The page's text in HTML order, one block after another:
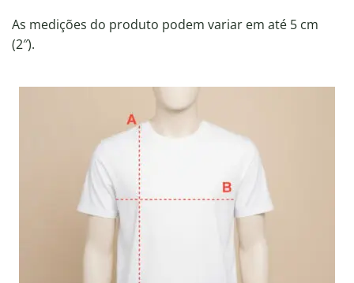
As medições do produto podem variar em até 5 cm
(2″).